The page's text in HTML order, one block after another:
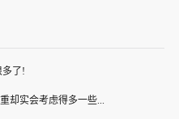
多了!
却实会考虑得多一些...